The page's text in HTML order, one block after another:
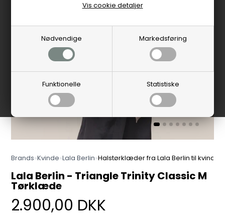
Nødvendige Markedsføring
Funktionelle Statistiske
Vis cookie detaljer
Brands»Kvinde»Lala Berlin»Halstørklæder fra Lala Berlin til kvinder
Lala Berlin - Triangle Trinity Classic M
Tørklæde
2.900,00 DKK